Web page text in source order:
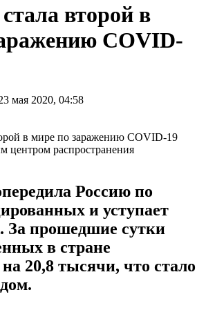
второй в
COVID-
мая 2020, 04:58
центром распространения
Россию по
и уступает
прошедшие сутки
в стране
20,8 тысячи, что стало